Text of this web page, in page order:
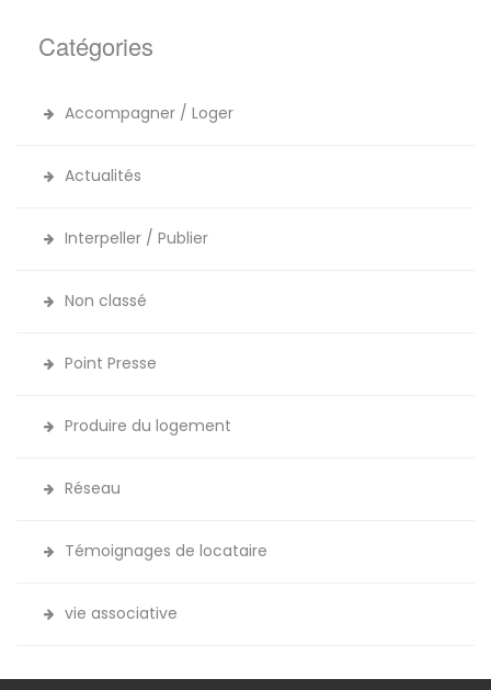
Catégories
Accompagner / Loger
Actualités
Interpeller / Publier
Non classé
Point Presse
Produire du logement
Réseau
Témoignages de locataire
vie associative